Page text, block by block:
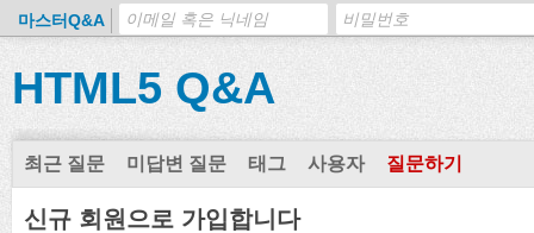
마스터Q&A
HTML5 Q&A
최근 질문 미답변 질문 태그 사용자 질문하기
신규 회원으로 가입합니다